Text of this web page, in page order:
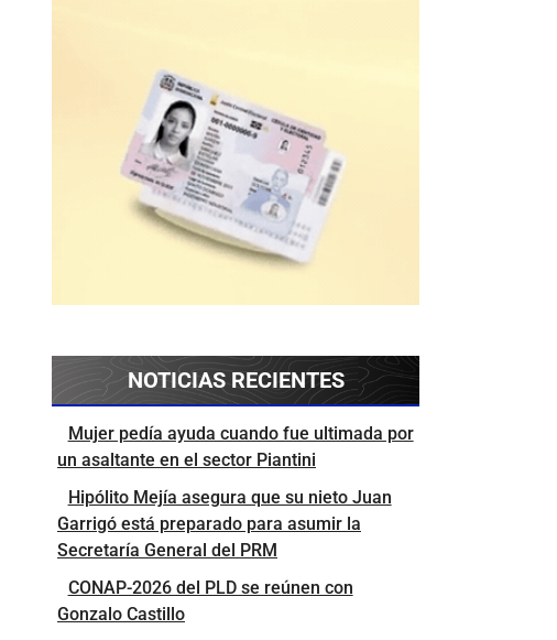
NOTICIAS RECIENTES
Mujer pedía ayuda cuando fue ultimada por
un asaltante en el sector Piantini
Hipólito Mejía asegura que su nieto Juan
Garrigó está preparado para asumir la
Secretaría General del PRM
CONAP-2026 del PLD se reúnen con
Gonzalo Castillo